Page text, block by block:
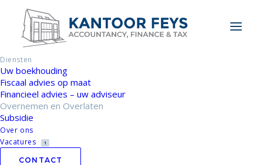
Diensten
Uw boekhouding
Fiscaal advies op maat
Financieel advies – uw adviseur
Overnemen en Overlaten
Subsidie
Over ons
Vacatures
1
CONTACT
Home/Diensten / Overnemen en Overlaten
Overnemen en
Overlaten
Financiële, juridische en operationele aspecten komen
aan bod, maar ook strategische en psychologische